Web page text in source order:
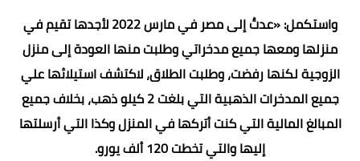
واستكمل: «عدتُ إلى مصر في مارس 2022 لأجدها تقيم في
منزلها ومعها جميع مدخراتي وطلبت منها العودة إلى منزل
الزوجية لكنها رفضت، وطلبت الطلاق، لاكتشف استيلائها علي
جميع المدخرات الذهبية التي بلغت 2 كيلو ذهب، بخلاف جميع
المبالغ المالية التي كنت أتركها في المنزل وكذا التي أرسلتها
إليها والتي تخطت 120 ألف يورو.